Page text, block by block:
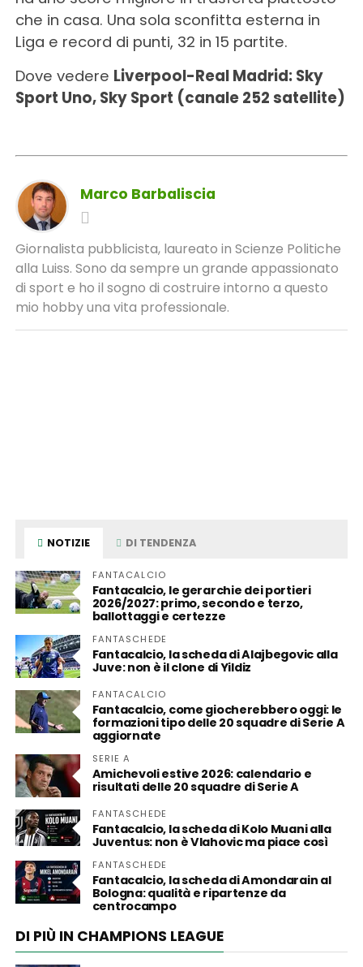
che in casa. Una sola sconfitta esterna in
Liga e record di punti, 32 in 15 partite.
Dove vedere Liverpool-Real Madrid: Sky
Sport Uno, Sky Sport (canale 252 satellite)
Marco Barbaliscia
Giornalista pubblicista, laureato in Scienze Politiche
alla Luiss. Sono da sempre un grande appassionato
di sport e ho il sogno di costruire intorno a questo
mio hobby una vita professionale.
NOTIZIE DI TENDENZA
FANTACALCIO
Fantacalcio, le gerarchie dei portieri
2026/2027: primo, secondo e terzo,
ballottaggi e certezze
FANTASCHEDE
Fantacalcio, la scheda di Alajbegovic alla
Juve: non è il clone di Yildiz
FANTACALCIO
Fantacalcio, come giocherebbero oggi: le
formazioni tipo delle 20 squadre di Serie A
aggiornate
SERIE A
Amichevoli estive 2026: calendario e
risultati delle 20 squadre di Serie A
FANTASCHEDE
Fantacalcio, la scheda di Kolo Muani alla
Juventus: non è Vlahovic ma piace così
FANTASCHEDE
Fantacalcio, la scheda di Amondarain al
Bologna: qualità e ripartenze da
centrocampo
DI PIÙ IN CHAMPIONS LEAGUE